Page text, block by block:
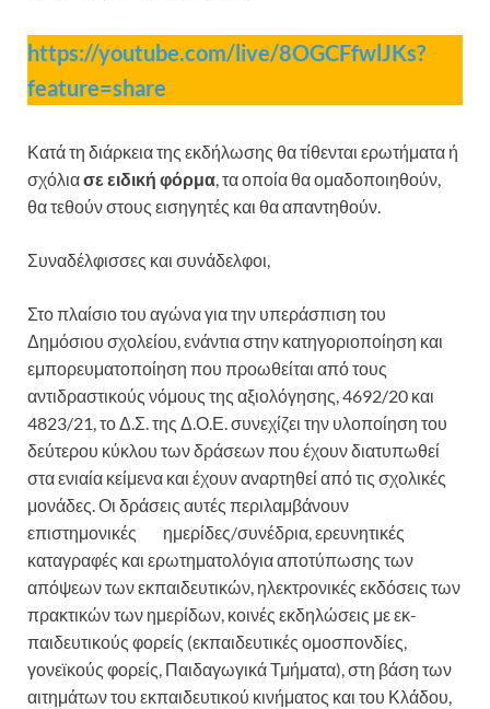
https://youtube.com/live/8OGCFfwlJKs?
feature=share
Κατά τη διάρκεια της εκδήλωσης θα τίθενται ερωτήματα ή
σχόλιασε ειδική φόρμα, τα οποία θα ομαδοποιηθούν,
θα τεθούν στους εισηγητές και θα απαντηθούν.
Συναδέλφισσες και συνάδελφοι,
Στο πλαίσιο του αγώνα για την υπεράσπιση του
Δημόσιου σχολείου, ενάντια στην κατηγοριοποίηση και
εμπορευματοποίηση που προωθείται από τους
αντιδραστικούς νόμους της αξιολόγησης, 4692/20 και
4823/21, το Δ.Σ. της Δ.Ο.Ε. συνεχίζει την υλοποίηση του
δεύτερου κύκλου των δράσεων που έχουν διατυπωθεί
στα ενιαία κείμενα και έχουν αναρτηθεί από τις σχολικές
μονάδες. Οι δράσεις αυτές περιλαμβάνουν
επιστημονικές ημερίδες/συνέδρια, ερευνητικές
καταγραφές και ερωτηματολόγια αποτύπωσης των
απόψεων των εκπαιδευτικών, ηλεκτρονικές εκδόσεις των
πρακτικών των ημερίδων, κοινές εκδηλώσεις με εκ-
παιδευτικούς φορείς (εκπαιδευτικές ομοσπονδίες,
γονεϊκούς φορείς, Παιδαγωγικά Τμήματα), στη βάση των
αιτημάτων του εκπαιδευτικού κινήματος και του Κλάδου,